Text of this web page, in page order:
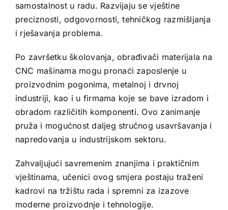
samostalnost u radu. Razvijaju se vještine
preciznosti, odgovornosti, tehničkog razmišljanja
i rješavanja problema.
Po završetku školovanja, obrađivači materijala na
CNC mašinama mogu pronaći zaposlenje u
proizvodnim pogonima, metalnoj i drvnoj
industriji, kao i u firmama koje se bave izradom i
obradom različitih komponenti. Ovo zanimanje
pruža i mogućnost daljeg stručnog usavršavanja i
napredovanja u industrijskom sektoru.
Zahvaljujući savremenim znanjima i praktičnim
vještinama, učenici ovog smjera postaju traženi
kadrovi na tržištu rada i spremni za izazove
moderne proizvodnje i tehnologije.